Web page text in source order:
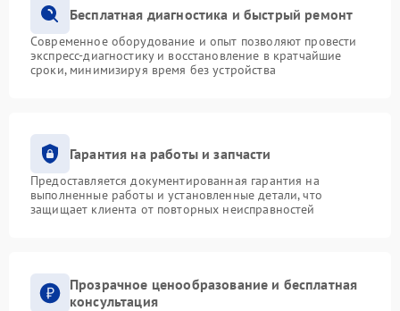
Бесплатная диагностика и быстрый ремонт
Современное оборудование и опыт позволяют провести
экспресс-диагностику и восстановление в кратчайшие
сроки, минимизируя время без устройства
Гарантия на работы и запчасти
Предоставляется документированная гарантия на
выполненные работы и установленные детали, что
защищает клиента от повторных неисправностей
Прозрачное ценообразование и бесплатная
консультация